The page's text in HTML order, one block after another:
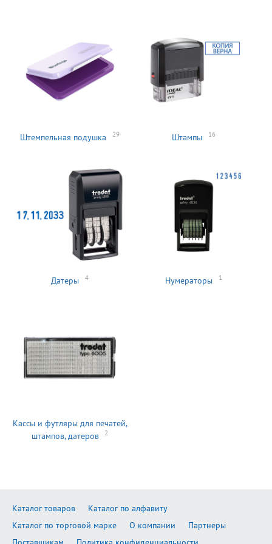
Штемпельная подушка 29 Штампы 16
Датеры 4 Нумераторы 1
Кассы и футляры для печатей,
штампов, датеров
2
Каталог товаров
Каталог по алфавиту
Каталог по торговой марке
О компании
Партнеры